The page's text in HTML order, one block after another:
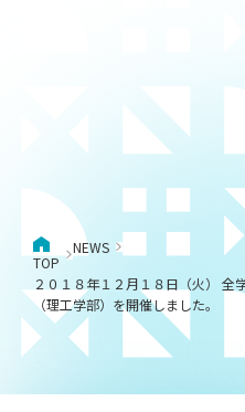
TOP
NEWS
２０１８年１２月１８日（火） 全
（理工学部）を開催しました。